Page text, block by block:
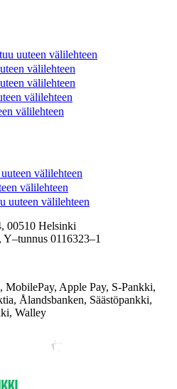
uuteen välilehteen
välilehteen
välilehteen
välilehteen
välilehteen
välilehteen
välilehteen
uuteen välilehteen
00510 Helsinki
Y–tunnus 0116323–1
MobilePay, Apple Pay, S-Pankki,
Ålandsbanken, Säästöpankki,
Walley